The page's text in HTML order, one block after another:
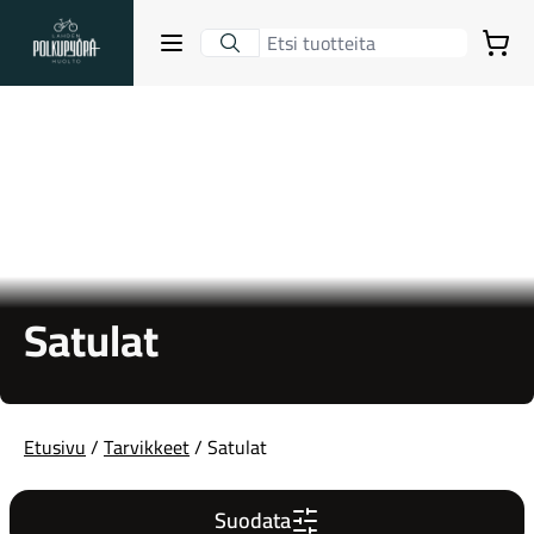
Lahden Polkupyörähuolto - etusivulle
Avaa sulje valikko
Gravel-pyörät
Ostoskori
Satulat
Etusivu/Tarvikkeet/ Satulat
Suodata